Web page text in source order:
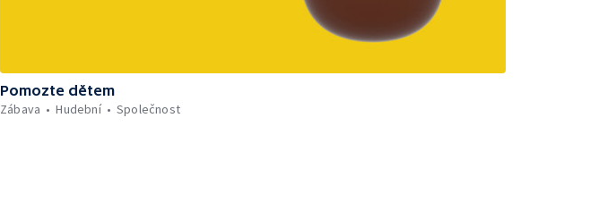
Pomozte dětem
Zábava
Hudební Společnost